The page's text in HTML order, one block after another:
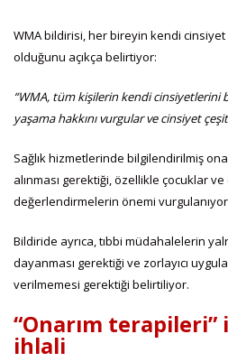
WMA bildirisi, her bireyin kendi cinsiyet
olduğunu açıkça belirtiyor:
“WMA, tüm kişilerin kendi cinsiyetlerini
yaşama hakkını vurgular ve cinsiyet
Sağlık hizmetlerinde bilgilendirilmiş
alınması gerektiği, özellikle çocuklar
değerlendirmelerin önemi
Bildiride ayrıca, tıbbi müdahalelerin
dayanması gerektiği ve zorlayıcı
verilmemesi gerektiği belirtiliyor.
“Onarım terapileri”
ihlali